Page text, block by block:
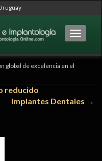
global de excelencia en el
reducido
Implantes Dentales →